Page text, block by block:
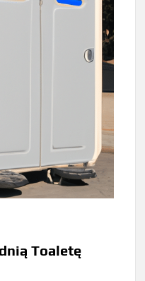
Toaletę